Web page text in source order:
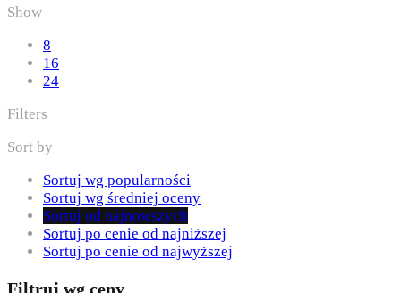
Show
8
16
24
Filters
Sort by
Sortuj wg popularności
Sortuj wg średniej oceny
Sortuj od najnowszych
Sortuj po cenie od najniższej
Sortuj po cenie od najwyższej
Filtruj wg ceny